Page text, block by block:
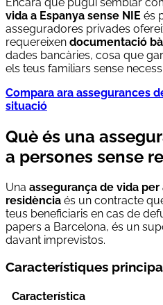
vida a Espanya sense NIE és
asseguradores privades
requereixen documentació
dades bancàries, cosa que
els teus familiars sense
Compara ara assegurances
situació
Què és una
a persones sense
Una assegurança de vida
residència és un contracte
teus beneficiaris en cas de
papers a Barcelona, és un
davant imprevistos.
Característiques
Característica